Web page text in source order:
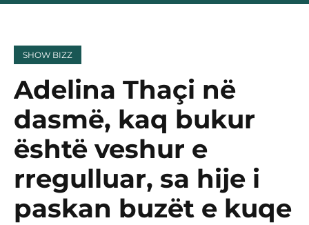
SHOW BIZZ
Adelina Thaçi në
dasmë, kaq bukur
është veshur e
rregulluar, sa hije i
paskan buzët e kuqe